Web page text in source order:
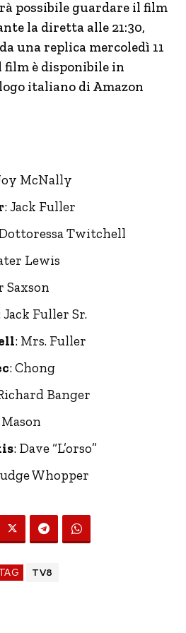
possibile guardare il film
la diretta alle 21:30,
una replica mercoledì 11
film è disponibile in
italiano di Amazon
McNally
: Jack Fuller
Twitchell
Lewis
Saxson
Jack Fuller Sr.
: Mrs. Fuller
: Chong
Banger
Mason
: Dave “L’orso”
Whopper
TAG TV8